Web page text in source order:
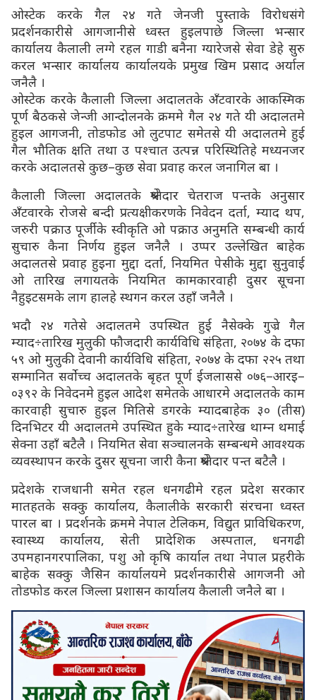
ओस्टेक करके गैल २४ गते जेनजी पुस्ताके विरोधसंगे
प्रदर्शनकारीसे आगजानीसे ध्वस्त हुइलपाछे जिल्ला भन्सार
कार्यालय कैलाली लग्गे रहल गाडी बनैना ग्यारेजसे सेवा डेहे सुरु
करल भन्सार कार्यालय कार्यालयके प्रमुख खिम प्रसाद अर्याल
जनैलै ।
ओस्टेक करके कैलाली जिल्ला अदालतके अँटवारके आकस्मिक
पूर्ण बैठकसे जेन्जी आन्दोलनके क्रममे गैल २४ गते यी अदालतमे
हुइल आगजनी, तोडफोड ओ लुटपाट समेतसे यी अदालतमे हुई
गैल भौतिक क्षति तथा उ पश्चात उत्पन्न परिस्थितिहे मध्यनजर
करके अदालतसे कुछ–कुछ सेवा प्रवाह करल जनागिल बा ।
कैलाली जिल्ला अदालतके श्रेष्तेदार चेतराज पन्तके अनुसार
अँटवारके रोजसे बन्दी प्रत्यक्षीकरणके निवेदन दर्ता, म्याद थप,
जरुरी पक्राउ पूर्जीके स्वीकृति ओ पक्राउ अनुमति सम्बन्धी कार्य
सुचारु कैना निर्णय हुइल जनैलै । उप्पर उल्लेखित बाहेक
अदालतसे प्रवाह हुइना मुद्दा दर्ता, नियमित पेसीके मुद्दा सुनुवाई
ओ तारिख लगायतके नियमित कामकारवाही दुसर सूचना
नैहुइटसमके लाग हालहे स्थगन करल उहाँ जनैलै ।
भदौ २४ गतेसे अदालतमे उपस्थित हुई नैसेक्के गुज्रे गैल
म्याद÷तारिख मुलुकी फौजदारी कार्यविधि संहिता, २०७४ के दफा
५९ ओ मुलुकी देवानी कार्यविधि संहिता, २०७४ के दफा २२५ तथा
सम्मानित सर्वोच्च अदालतके बृहत पूर्ण ईजलाससे ०७६–आरइ–
०३९२ के निवेदनमे हुइल आदेश समेतके आधारमे अदालतके काम
कारवाही सुचारु हुइल मितिसे डगरके म्यादबाहेक ३० (तीस)
दिनभिटर यी अदालतमे उपस्थित हुके म्याद÷तारेख थाम्न थमाई
सेक्ना उहाँ बटैलै । नियमित सेवा सञ्चालनके सम्बन्धमे आवश्यक
व्यवस्थापन करके दुसर सूचना जारी कैना श्रेष्तेदार पन्त बटैलै ।
प्रदेशके राजधानी समेत रहल धनगढीमे रहल प्रदेश सरकार
मातहतके सक्कु कार्यालय, कैलालीके सरकारी संरचना ध्वस्त
पारल बा । प्रदर्शनके क्रममे नेपाल टेलिकम, विद्युत प्राविधिकरण,
स्वास्थ्य कार्यालय, सेती प्रादेशिक अस्पताल, धनगढी
उपमहानगरपालिका, पशु ओ कृषि कार्याल तथा नेपाल प्रहरीके
बाहेक सक्कु जैसिन कार्यालयमे प्रदर्शनकारीसे आगजनी ओ
तोडफोड करल जिल्ला प्रशासन कार्यालय कैलाली जनैले बा ।